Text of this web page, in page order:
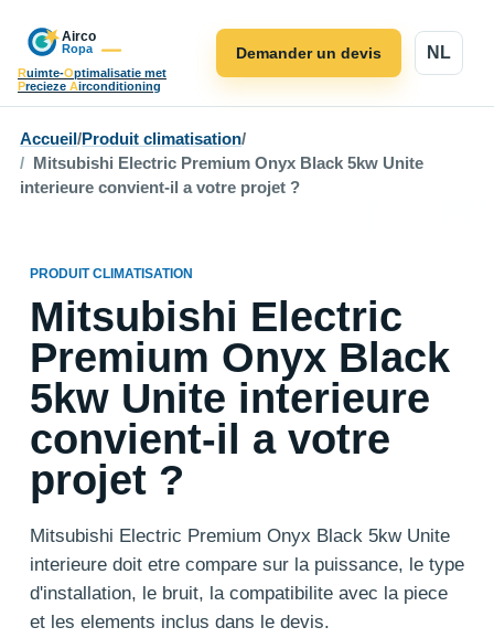
Ruimte-Optimalisatie met
Precieze Airconditioning
NL
Demander un devis
Accueil /Produit climatisation/
Mitsubishi Electric Premium Onyx Black 5kw Unite
interieure convient-il a votre projet ?
PRODUIT CLIMATISATION
Mitsubishi Electric
Premium Onyx Black
5kw Unite interieure
convient-il a votre
projet ?
Mitsubishi Electric Premium Onyx Black 5kw Unite
interieure doit etre compare sur la puissance, le type
d'installation, le bruit, la compatibilite avec la piece
et les elements inclus dans le devis.